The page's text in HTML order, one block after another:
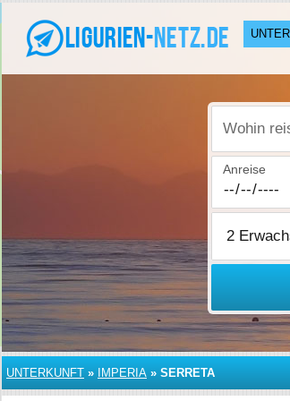
Wohin
Anreise
UNTERKUNFT » IMPERIA » SERRETA